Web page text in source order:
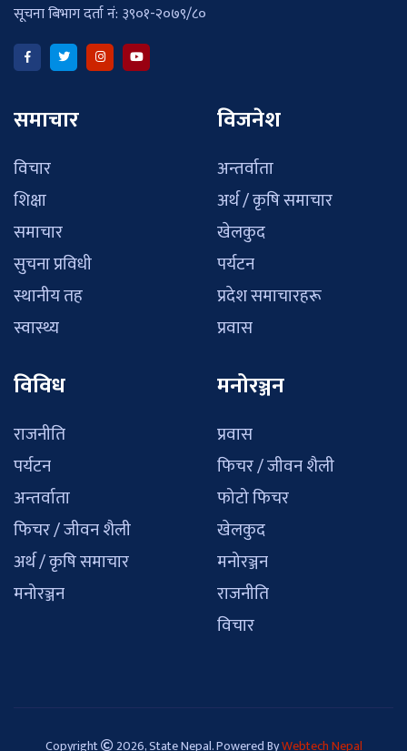
सूचना बिभाग दर्ता नं: ३९०१-२०७९/८०
समाचार
विचार
शिक्षा
समाचार
सुचना प्रविधी
स्थानीय तह
स्वास्थ्य
विजनेश
अन्तर्वाता
अर्थ / कृषि समाचार
खेलकुद
पर्यटन
प्रदेश समाचारहरू
प्रवास
विविध
राजनीति
पर्यटन
अन्तर्वाता
फिचर / जीवन शैली
अर्थ / कृषि समाचार
मनोरञ्जन
मनोरञ्जन
प्रवास
फिचर / जीवन शैली
फोटो फिचर
खेलकुद
मनोरञ्जन
राजनीति
विचार
Copyright 2026, State Nepal. Powered ByWebtech Nepal